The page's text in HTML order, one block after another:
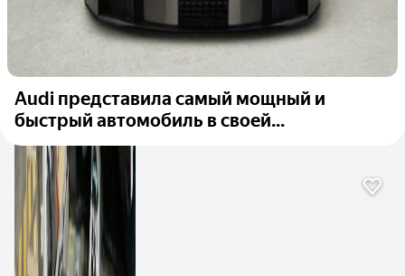
Audi представила самый мощный и
быстрый автомобиль в своей...